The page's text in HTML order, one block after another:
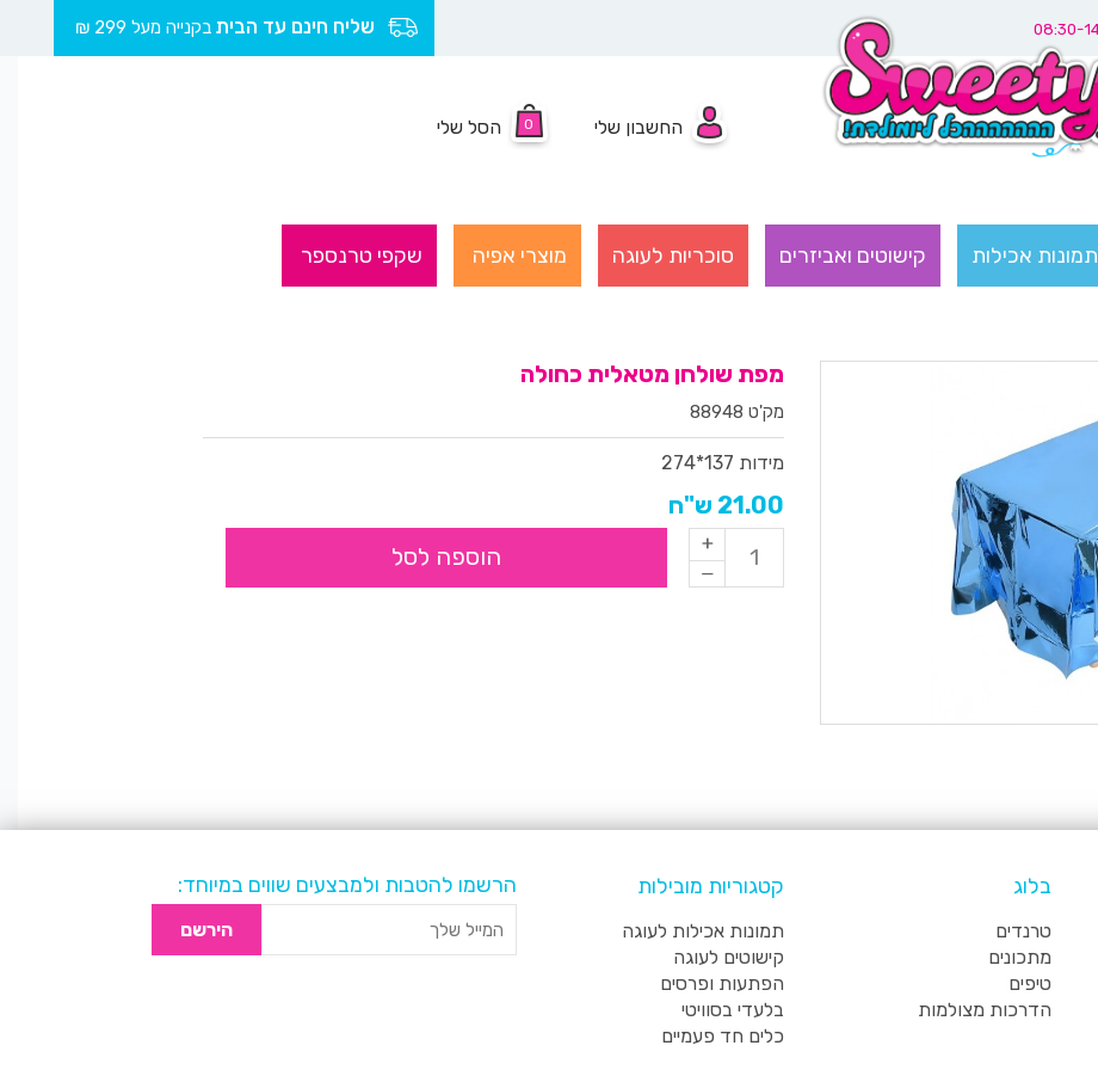
שליח חינם עד הבית בקנייה מעל 299 ₪
החשבון שלי 0 הסל שלי
תמונות אכילות קישוטים ואביזרים סוכריות לעוגה מוצרי אפיה שקפי טרנספר
מפת שולחן מטאלית כחולה
מק'ט 88948
מידות 137*274
21.00 ש"ח
הוספה לסל
בלוג
טרנדים
מתכונים
טיפים
הדרכות מצולמות
קטגוריות מובילות
תמונות אכילות לעוגה
קישוטים לעוגה
הפתעות ופרסים
בלעדי בסוויטי
כלים חד פעמיים
הרשמו להטבות ולמבצעים שווים במיוחד:
הירשם